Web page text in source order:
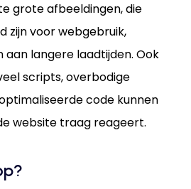
grote afbeeldingen, die
zijn voor webgebruik,
aan langere laadtijden. Ook
scripts, overbodige
code kunnen
website traag reageert.